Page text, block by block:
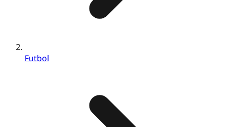
Futbol